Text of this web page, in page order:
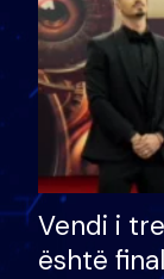
Vendi i
është